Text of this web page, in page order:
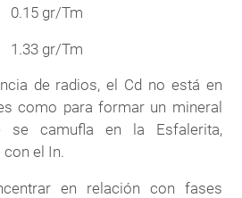
0.15 gr/Tm
1.33 gr/Tm
de radios, el Cd no está en
como para formar un mineral
se camufla en la Esfalerita,
el In.
en relación con fases